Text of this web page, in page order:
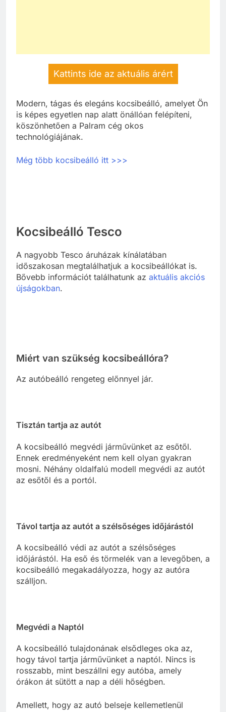
Kattints ide az aktuális árért
Modern, tágas és elegáns kocsibeálló, amelyet Ön
is képes egyetlen nap alatt önállóan felépíteni,
köszönhetően a Palram cég okos
technológiájának.
Még több kocsibeálló itt >>>
Kocsibeálló Tesco
A nagyobb Tesco áruházak kínálatában
időszakosan megtalálhatjuk a kocsibeállókat is.
Bővebb információt találhatunk az aktuális akciós
újságokban.
Miért van szükség kocsibeállóra?
Az autóbeálló rengeteg előnnyel jár.
Tisztán tartja az autót
A kocsibeálló megvédi járművünket az esőtől.
Ennek eredményeként nem kell olyan gyakran
mosni. Néhány oldalfalú modell megvédi az autót
az esőtől és a portól.
Távol tartja az autót a szélsőséges időjárástól
A kocsibeálló védi az autót a szélsőséges
időjárástól. Ha eső és törmelék van a levegőben, a
kocsibeálló megakadályozza, hogy az autóra
szálljon.
Megvédi a Naptól
A kocsibeálló tulajdonának elsődleges oka az,
hogy távol tartja járművünket a naptól. Nincs is
rosszabb, mint beszállni egy autóba, amely
órákon át sütött a nap a déli hőségben.
Amellett, hogy az autó belseje kellemetlenül